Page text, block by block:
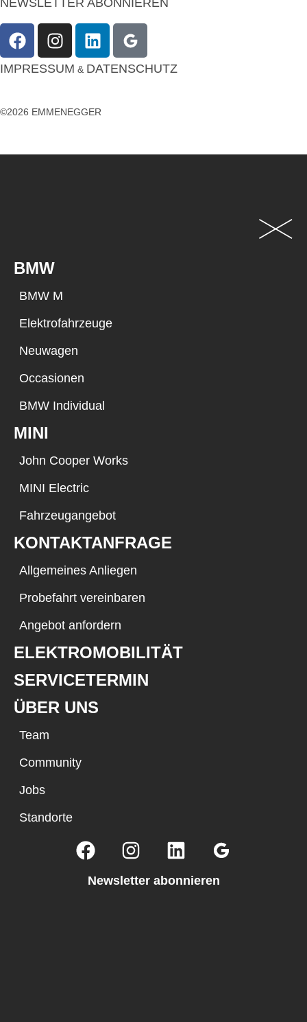
NEWSLETTER ABONNIEREN
IMPRESSUM & DATENSCHUTZ
©2026 EMMENEGGER
BMW
BMW M
Elektrofahrzeuge
Neuwagen
Occasionen
BMW Individual
MINI
John Cooper Works
MINI Electric
Fahrzeugangebot
KONTAKTANFRAGE
Allgemeines Anliegen
Probefahrt vereinbaren
Angebot anfordern
ELEKTROMOBILITÄT
SERVICETERMIN
ÜBER UNS
Team
Community
Jobs
Standorte
Newsletter abonnieren